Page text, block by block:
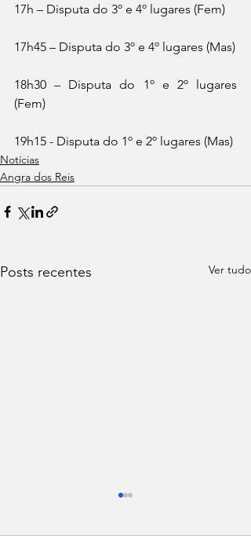
17h – Disputa do 3º e 4º lugares (Fem)
17h45 – Disputa do 3º e 4º lugares (Mas)
18h30 – Disputa do 1º e 2º lugares
(Fem)
19h15 - Disputa do 1º e 2º lugares (Mas)
Notícias
Angra dos Reis
Posts recentes Ver tudo